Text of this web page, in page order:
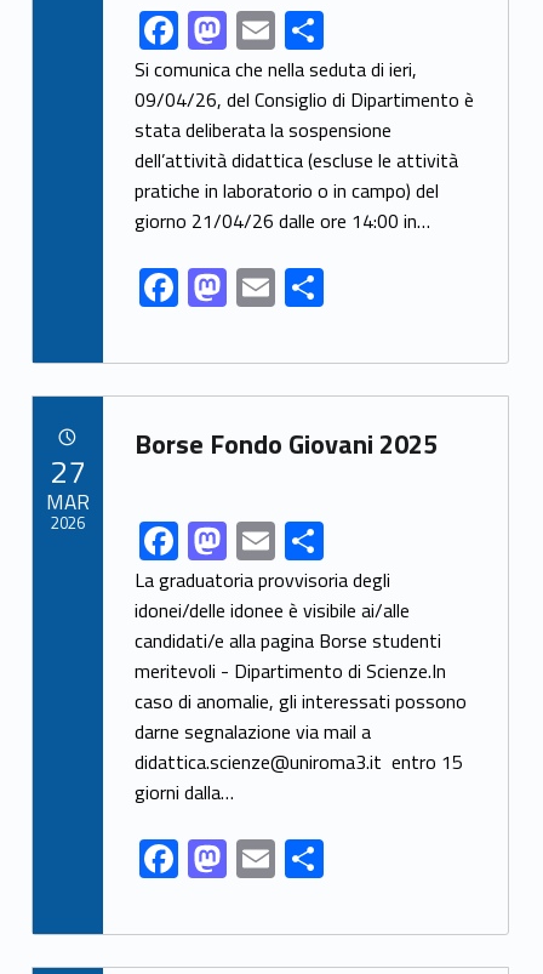
Link identifier share facebook archive #share-link-archive-63507F
ac
e
b
o
o
k
M
as
to
d
o
n
E
m
ai
l
S
h
ar
e
Si comunica che nella seduta di ieri,
09/04/26, del Consiglio di Dipartimento è
stata deliberata la sospensione
dell’attività didattica (escluse le attività
pratiche in laboratorio o in campo) del
giorno 21/04/26 dalle ore 14:00 in…
F
ac
e
b
o
k
M
as
to
d
o
E
m
ai
l
S
ar
e
Link identifier archive #link-archive-4410
Borse Fondo Giovani 2025
Link identifier share facebook archive #share-link-archive-69527F
ac
e
b
o
o
k
M
as
to
d
o
n
E
m
ai
l
S
h
ar
e
La graduatoria provvisoria degli
idonei/delle idonee è visibile ai/alle
candidati/e alla pagina Borse studenti
meritevoli - Dipartimento di Scienze.In
caso di anomalie, gli interessati possono
darne segnalazione via mail a
didattica.scienze@uniroma3.it entro 15
giorni dalla…
F
ac
e
M
as
to
E
m
ai
S
ar
27
MAR
2026